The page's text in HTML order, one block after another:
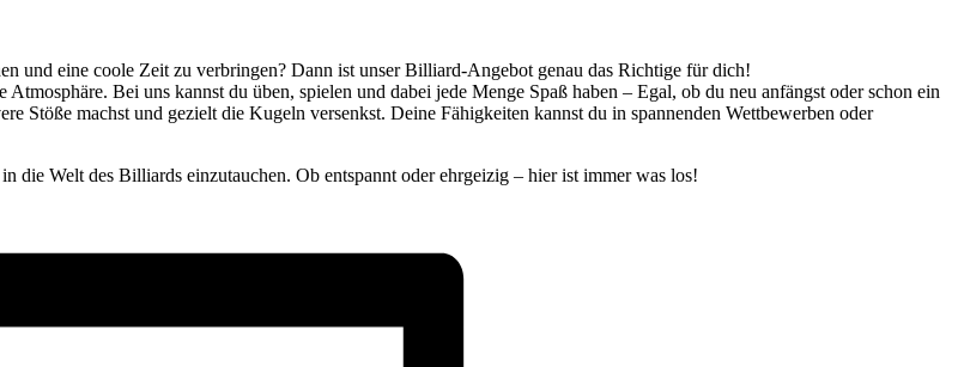
und eine coole Zeit zu verbringen? Dann ist unser Billiard-Angebot genau das Richtige für dich!
Bei uns kannst du üben, spielen und dabei jede Menge Spaß haben – Egal, ob du neu anfängst oder schon ein
Stöße machst und gezielt die Kugeln versenkst. Deine Fähigkeiten kannst du in spannenden Wettbewerben oder
Welt des Billiards einzutauchen. Ob entspannt oder ehrgeizig – hier ist immer was los!